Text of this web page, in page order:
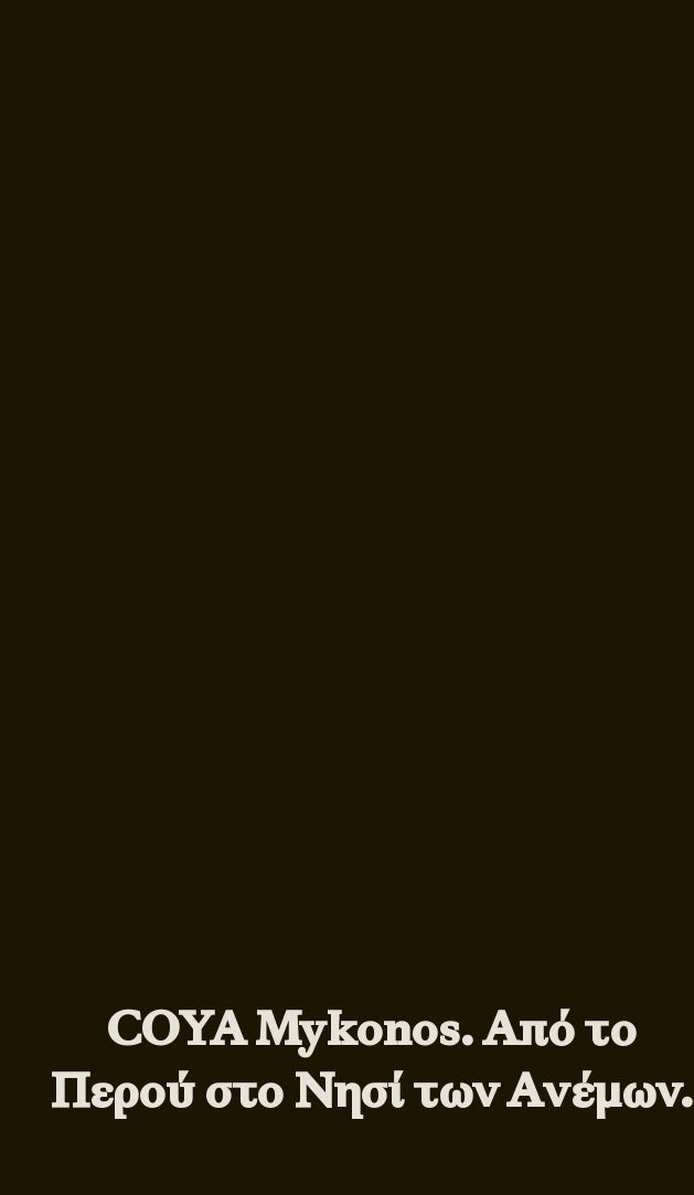
COYA Mykonos. Από το
Περού στο Νησί των Ανέμων.